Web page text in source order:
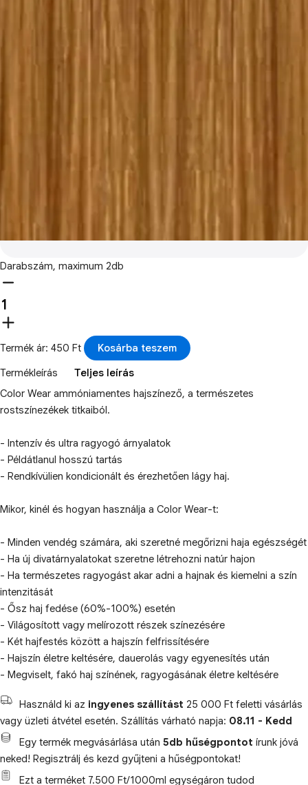
Darabszám, maximum 2db
Termék ár: 450 Ft
Kosárba teszem
Termékleírás
Teljes leírás
Color Wear ammóniamentes hajszínező, a természetes
rostszínezékek titkaiból.
- Intenzív és ultra ragyogó árnyalatok
- Példátlanul hosszú tartás
- Rendkívülien kondicionált és érezhetően lágy haj.
Mikor, kinél és hogyan használja a Color Wear-t:
- Minden vendég számára, aki szeretné megőrizni haja egészségét
- Ha új divatárnyalatokat szeretne létrehozni natúr hajon
- Ha természetes ragyogást akar adni a hajnak és kiemelni a szín
intenzitását
- Ősz haj fedése (60%-100%) esetén
- Világosított vagy melírozott részek színezésére
- Két hajfestés között a hajszín felfrissítésére
- Hajszín életre keltésére, dauerolás vagy egyenesítés után
- Megviselt, fakó haj színének, ragyogásának életre keltésére
Használd ki az ingyenes szállítást 25 000 Ft feletti vásárlás
vagy üzleti átvétel esetén. Szállítás várható napja: 08.11 - Kedd
Egy termék megvásárlása után 5db hűségpontot írunk jóvá
neked! Regisztrálj és kezd gyűjteni a hűségpontokat!
Ezt a terméket 7.500 Ft/1000ml egységáron tudod